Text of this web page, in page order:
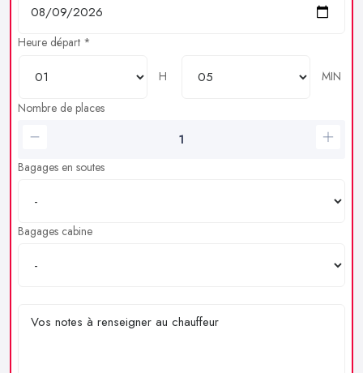
Heure départ *
H
MIN
Nombre de places
Bagages en soutes
Bagages cabine